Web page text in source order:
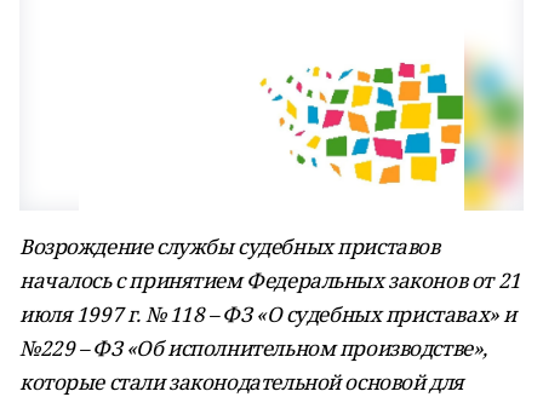
Возрождение службы судебных приставов
началось с принятием Федеральных законов от 21
июля 1997 г. № 118 – ФЗ «О судебных приставах» и
№229 – ФЗ «Об исполнительном производстве»,
которые стали законодательной основой для